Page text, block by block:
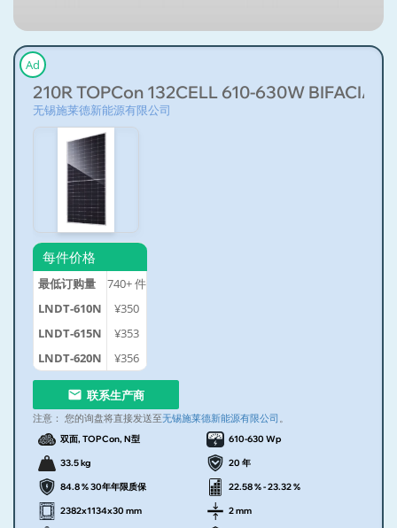
Ad
210R TOPCon 132CELL 610-630W
无锡施莱德新能源有限公司
每件价格
最低订购量 740+件
LNDT-610N
¥350
LNDT-615N
¥353
LNDT-620N
¥356
联系生产商
注意： 您的询盘将直接发送至无锡施莱德新能源有限公司 。
双面, TOPCon, N型 610-630 Wp
33.5 kg 20 年
84.8 % 30年年限质保 22.58 % - 23.32 %
2382x1134x30 mm 2 mm